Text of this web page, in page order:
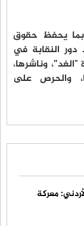
بما يحفظ حقوق
دور النقابة في
وناشرها،
والحرص على
معركة